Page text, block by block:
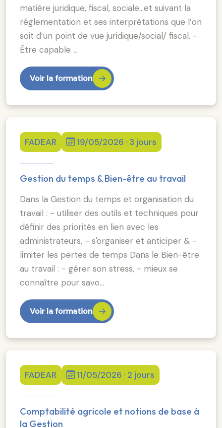
matière juridique, fiscal, sociale…et suivant la
réglementation et ses interprétations que l’on
soit d’un point de vue juridique/social/ fiscal. -
Être capable …
Voir la formation
FADEAR 19/05/2026 · 3 jours
Gestion du temps & Bien-être au travail
Dans la Gestion du temps et organisation du
travail : - utiliser des outils et techniques pour
définir des priorités en lien avec les
administrateurs, - s'organiser et anticiper & -
limiter les pertes de temps Dans le Bien-être
au travail : - gérer son stress, - mieux se
connaître pour savo…
Voir la formation
FADEAR 11/05/2026 · 2 jours
Comptabilité agricole et notions de base à
la Gestion